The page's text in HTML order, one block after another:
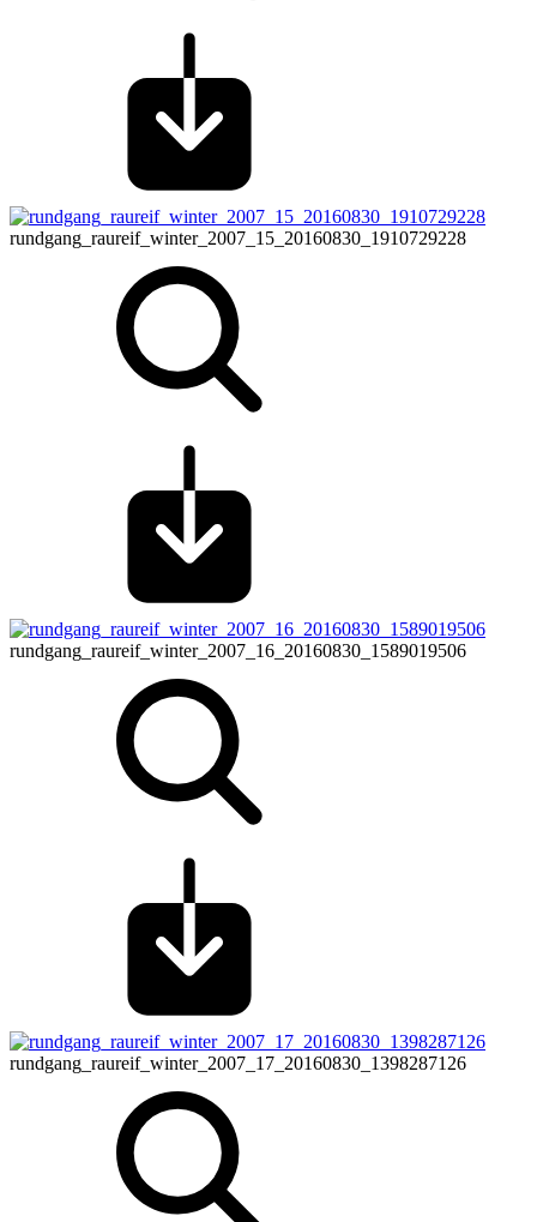
rundgang_raureif_winter_2007_15_20160830_1910729228
rundgang_raureif_winter_2007_16_20160830_1589019506
rundgang_raureif_winter_2007_17_20160830_1398287126